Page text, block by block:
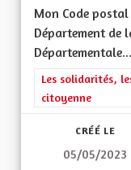
Mon Code
Département de
Départementale...
Filtrer les
Les solidarités,
citoyenne
CRÉÉ LE
05/05/2023